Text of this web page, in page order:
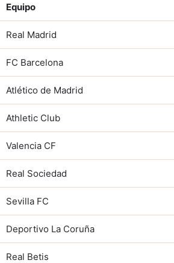
Equipo
Real Madrid
FC Barcelona
Atlético de Madrid
Athletic Club
Valencia CF
Real Sociedad
Sevilla FC
Deportivo La Coruña
Real Betis